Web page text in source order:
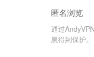
匿名浏览
通过
息得到保护。